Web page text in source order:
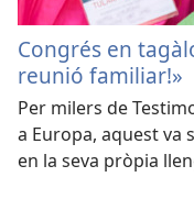
Congrés en
reunió familiar!»
Per milers de
a Europa, aquest va
en la seva pròpia